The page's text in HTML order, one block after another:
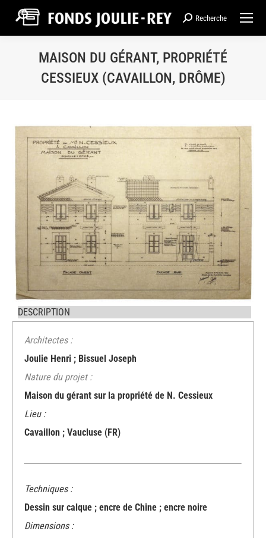
Recherche
Recherche
MAISON DU GÉRANT, PROPRIÉTÉ
CESSIEUX (CAVAILLON, DRÔME)
DESCRIPTION
Architectes :
Joulie Henri ; Bissuel Joseph
Nature du projet :
Maison du gérant sur la propriété de N. Cessieux
Lieu :
Cavaillon ; Vaucluse (FR)
Techniques :
Dessin sur calque ; encre de Chine ; encre noire
Dimensions :